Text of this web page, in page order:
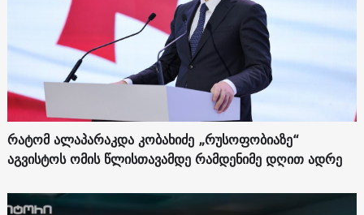
რატომ ალაპარაკდა კობახიძე „რუსოფობიაზე“
აგვისტოს ომის წლისთავამდე რამდენიმე დღით ადრე